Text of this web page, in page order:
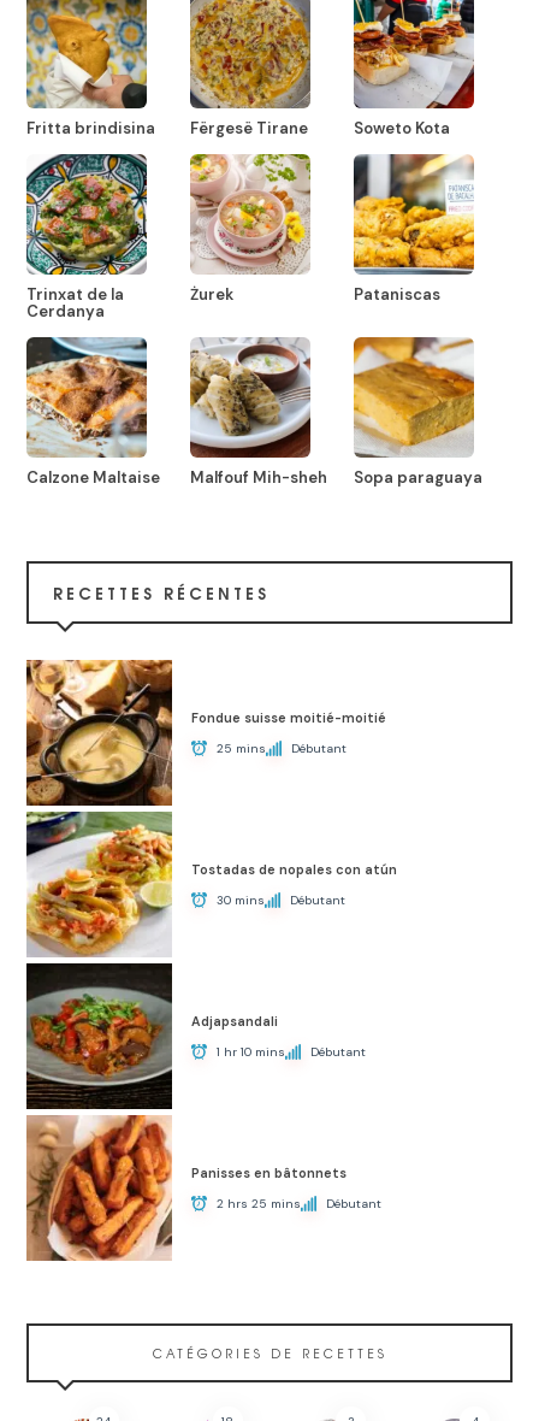
Fritta brindisina Fërgesë Tirane Soweto Kota
Trinxat de la
Cerdanya
Żurek Pataniscas
Calzone Maltaise Malfouf Mih-sheh Sopa paraguaya
RECETTES RÉCENTES
Fondue suisse moitié-moitié
25 mins Débutant
Tostadas de nopales con atún
30 mins Débutant
Adjapsandali
1 hr 10 mins Débutant
Panisses en bâtonnets
2 hrs 25 mins Débutant
CATÉGORIES DE RECETTES